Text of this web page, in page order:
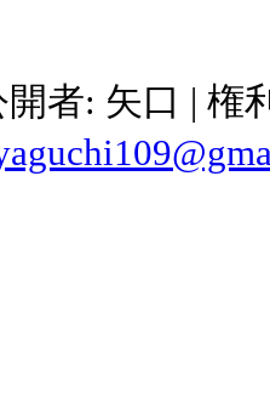
開者: 矢口 |